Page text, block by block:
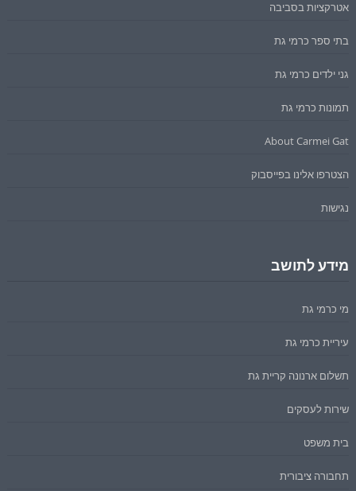
אטרקציות בסביבה
בתי ספר כרמי גת
גני ילדים כרמי גת
תמונות כרמי גת
About Carmei Gat
הצטרפו אלינו בפייסבוק
נגישות
מידע לתושב
מי כרמי גת
עיריית כרמי גת
תשלום ארנונה קריית גת
שירות לעסקים
בית משפט
תחבורה ציבורית